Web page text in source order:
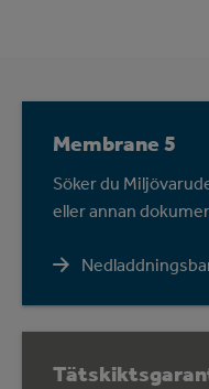
Membrane 5
Söker du
eller annan